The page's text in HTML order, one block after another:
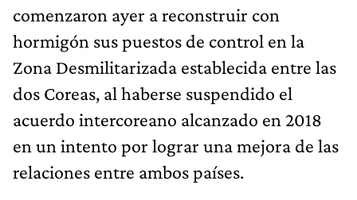
comenzaron ayer a reconstruir con
hormigón sus puestos de control en la
Zona Desmilitarizada establecida entre las
dos Coreas, al haberse suspendido el
acuerdo intercoreano alcanzado en 2018
en un intento por lograr una mejora de las
relaciones entre ambos países.